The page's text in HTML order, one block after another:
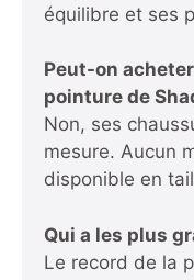
équilibre et ses
Peut-on
pointure de
Non, ses
mesure. Aucun
disponible en
Qui a les plus
Le record de la